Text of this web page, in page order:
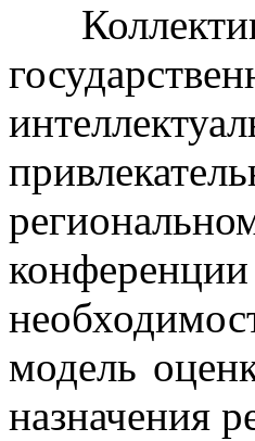
Коллектив
модель
назначения